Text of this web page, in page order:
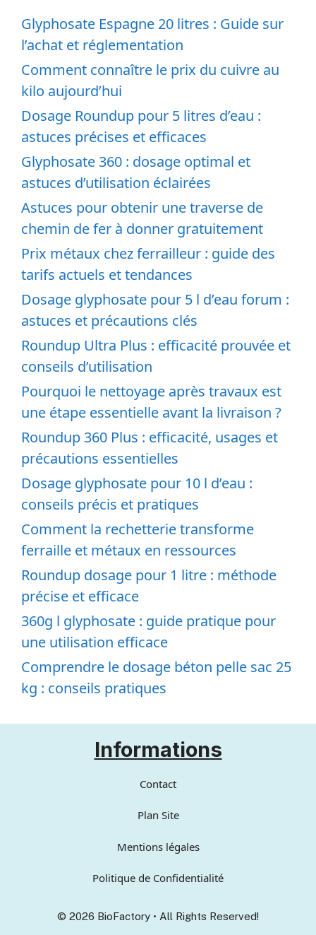
Glyphosate Espagne 20 litres : Guide sur
l’achat et réglementation
Comment connaître le prix du cuivre au
kilo aujourd’hui
Dosage Roundup pour 5 litres d’eau :
astuces précises et efficaces
Glyphosate 360 : dosage optimal et
astuces d’utilisation éclairées
Astuces pour obtenir une traverse de
chemin de fer à donner gratuitement
Prix métaux chez ferrailleur : guide des
tarifs actuels et tendances
Dosage glyphosate pour 5 l d’eau forum :
astuces et précautions clés
Roundup Ultra Plus : efficacité prouvée et
conseils d’utilisation
Pourquoi le nettoyage après travaux est
une étape essentielle avant la livraison ?
Roundup 360 Plus : efficacité, usages et
précautions essentielles
Dosage glyphosate pour 10 l d’eau :
conseils précis et pratiques
Comment la rechetterie transforme
ferraille et métaux en ressources
Roundup dosage pour 1 litre : méthode
précise et efficace
360g l glyphosate : guide pratique pour
une utilisation efficace
Comprendre le dosage béton pelle sac 25
kg : conseils pratiques
Informations
Contact
Plan Site
Mentions légales
Politique de Confidentialité
© 2026 BioFactory • All Rights Reserved!